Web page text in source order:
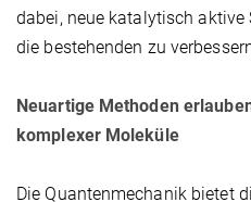
dabei, neue katalytisch aktive
die bestehenden zu
Neuartige Methoden
komplexer Moleküle
Die Quantenmechanik bietet